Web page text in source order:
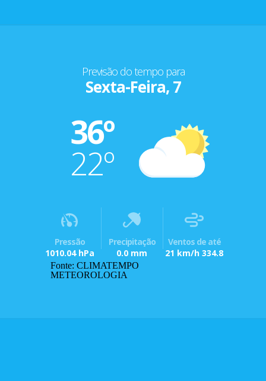
Previsão do tempo para
Sexta-Feira, 7
36º
22º
Pressão
1010.04 hPa
Precipitação
0.0 mm
Ventos de até
21 km/h 334.8
Fonte: CLIMATEMPO
METEOROLOGIA